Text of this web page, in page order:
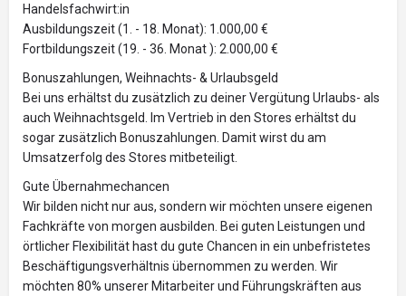
Handelsfachwirt:in
Ausbildungszeit (1. - 18. Monat): 1.000,00 €
Fortbildungszeit (19. - 36. Monat ): 2.000,00 €
Bonuszahlungen, Weihnachts- & Urlaubsgeld
Bei uns erhältst du zusätzlich zu deiner Vergütung Urlaubs- als
auch Weihnachtsgeld. Im Vertrieb in den Stores erhältst du
sogar zusätzlich Bonuszahlungen. Damit wirst du am
Umsatzerfolg des Stores mitbeteiligt.
Gute Übernahmechancen
Wir bilden nicht nur aus, sondern wir möchten unsere eigenen
Fachkräfte von morgen ausbilden. Bei guten Leistungen und
örtlicher Flexibilität hast du gute Chancen in ein unbefristetes
Beschäftigungsverhältnis übernommen zu werden. Wir
möchten 80% unserer Mitarbeiter und Führungskräften aus